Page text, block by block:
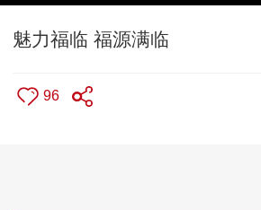
魅力福临 福源满临
96